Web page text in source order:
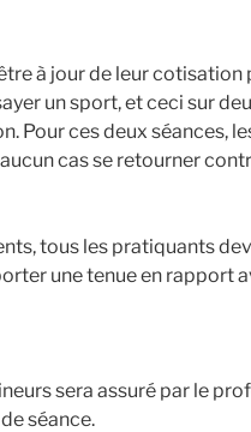
à jour de leur
un sport, et ceci sur
Pour ces deux séances,
cas se retourner
tous les pratiquants
une tenue en rapport
sera assuré par le
séance.